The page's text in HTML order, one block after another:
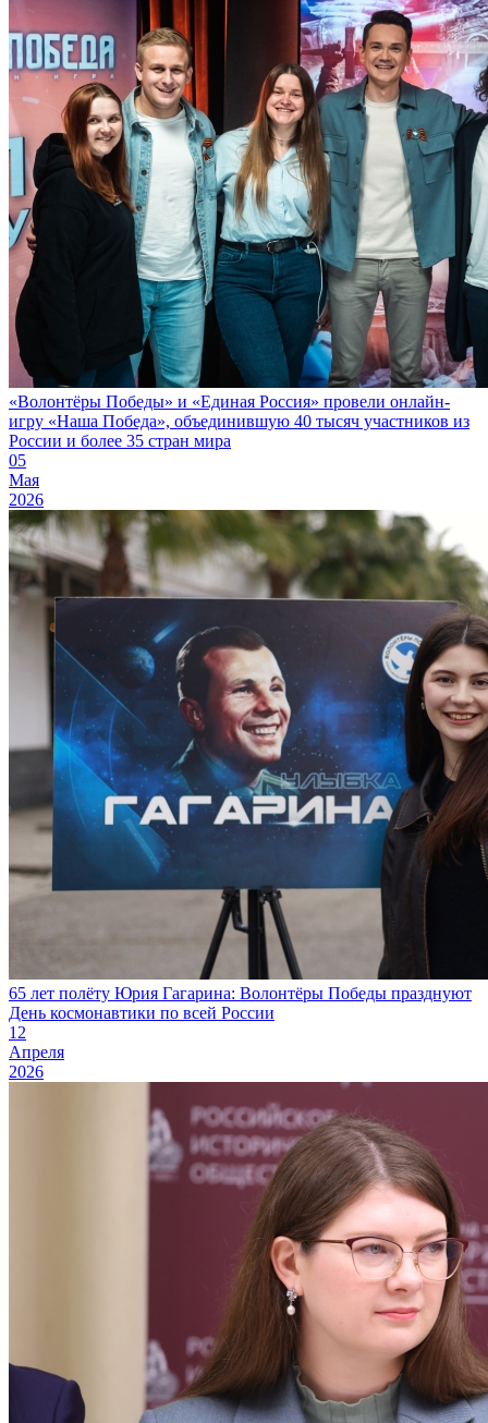
«Волонтёры Победы» и «Единая Россия» провели онлайн-
игру «Наша Победа», объединившую 40 тысяч участников из
России и более 35 стран мира
05
Мая
2026
65 лет полёту Юрия Гагарина: Волонтёры Победы празднуют
День космонавтики по всей России
12
Апреля
2026